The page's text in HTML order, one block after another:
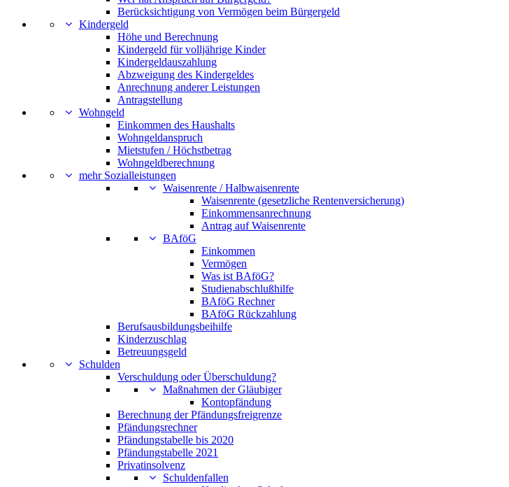
Berücksichtigung von Vermögen beim Bürgergeld
Kindergeld
Höhe und Berechnung
Kindergeld für volljährige Kinder
Kindergeldauszahlung
Abzweigung des Kindergeldes
Anrechnung anderer Leistungen
Antragstellung
Wohngeld
Einkommen des Haushalts
Wohngeldanspruch
Mietstufen / Höchstbetrag
Wohngeldberechnung
mehr Sozialleistungen
Waisenrente / Halbwaisenrente
Waisenrente (gesetzliche Rentenversicherung)
Einkommensanrechnung
Antrag auf Waisenrente
BAföG
Einkommen
Vermögen
Was ist BAföG?
Studienabschlußhilfe
BAföG Rechner
BAföG Rückzahlung
Berufsausbildungsbeihilfe
Kinderzuschlag
Betreuungsgeld
Schulden
Verschuldung oder Überschuldung?
Maßnahmen der Gläubiger
Kontopfändung
Berechnung der Pfändungsfreigrenze
Pfändungsrechner
Pfändungstabelle bis 2020
Pfändungstabelle 2021
Privatinsolvenz
Schuldenfallen